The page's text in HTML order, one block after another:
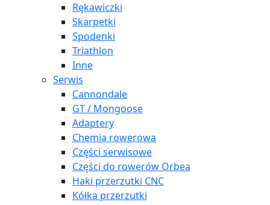
Rękawiczki
Skarpetki
Spodenki
Triathlon
Inne
Serwis
Cannondale
GT / Mongoose
Adaptery
Chemia rowerowa
Części serwisowe
Części do rowerów Orbea
Haki przerzutki CNC
Kółka przerzutki